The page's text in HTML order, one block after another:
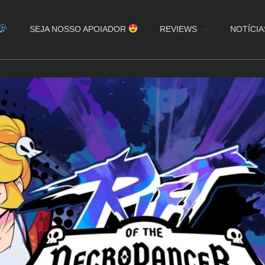
SEJA NOSSO APOIADOR REVIEWS